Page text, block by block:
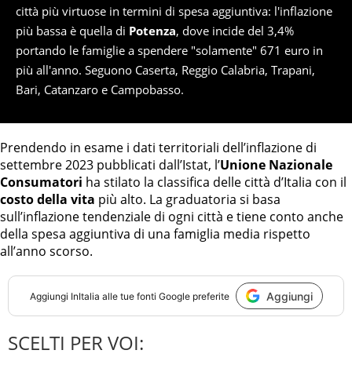
città più virtuose in termini di spesa aggiuntiva: l'inflazione
più bassa è quella di Potenza, dove incide del 3,4%
portando le famiglie a spendere "solamente" 671 euro in
più all'anno. Seguono Caserta, Reggio Calabria, Trapani,
Bari, Catanzaro e Campobasso.
Prendendo in esame i dati territoriali dell’inflazione di
settembre 2023 pubblicati dall’Istat, l’Unione Nazionale
Consumatori ha stilato la classifica delle città d’Italia con il
costo della vita più alto. La graduatoria si basa
sull’inflazione tendenziale di ogni città e tiene conto anche
della spesa aggiuntiva di una famiglia media rispetto
all’anno scorso.
Aggiungi InItalia alle tue fonti Google preferite Aggiungi
SCELTI PER VOI: